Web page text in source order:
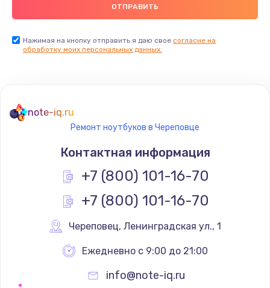
Нажимая на кнопку отправить я даю свое согласие на
обработку моих персональных данных.
note-iq.ru
Ремонт ноутбуков в Череповце
Контактная информация
+7 (800) 101-16-70
+7 (800) 101-16-70
Череповец, Ленинградская ул., 1
Ежедневно с 9:00 до 21:00
info@note-iq.ru